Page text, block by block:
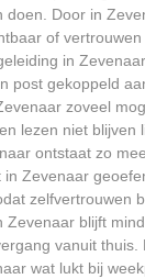
doen. Door in
of
in
post gekoppeld
zoveel
lezen niet blijven
ontstaat zo
in Zevenaar
zelfvertrouwen
Zevenaar blijft
vanuit thuis.
wat lukt bij